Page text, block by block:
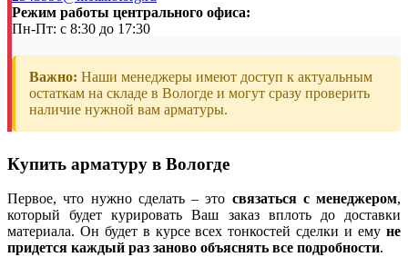
Режим работы центрального офиса:
Пн-Пт: с 8:30 до 17:30
Важно: Наши менеджеры имеют доступ к актуальным
остаткам на складе в Вологде и могут сразу проверить
наличие нужной вам арматуры.
Купить арматуру в Вологде
Первое, что нужно сделать – это связаться с менеджером,
который будет курировать Ваш заказ вплоть до доставки
материала. Он будет в курсе всех тонкостей сделки и ему не
придется каждый раз заново объяснять все подробности.